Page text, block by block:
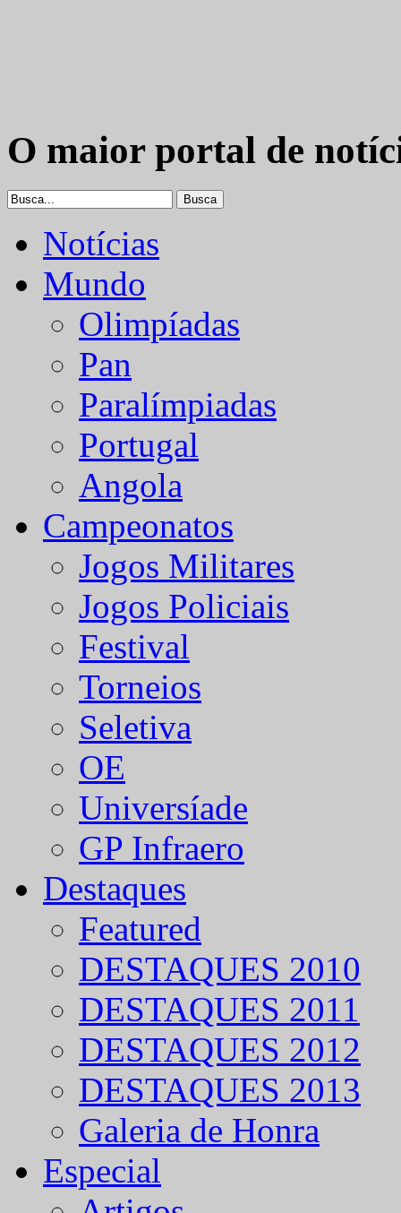
O maior portal de
Notícias
Mundo
Olimpíadas
Pan
Paralímpiadas
Portugal
Angola
Campeonatos
Jogos Militares
Jogos Policiais
Festival
Torneios
Seletiva
OE
Universíade
GP Infraero
Destaques
Featured
DESTAQUES 2010
DESTAQUES 2011
DESTAQUES 2012
DESTAQUES 2013
Galeria de Honra
Especial